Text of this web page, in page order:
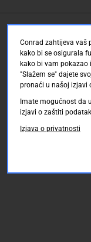
Conrad zahtijeva vaš
kako bi se osigurala
kako bi vam pokazao
"Slažem se" dajete
pronaći u našoj izjavi
Imate mogućnost da
izjavi o zaštiti
Izjava o privatnosti